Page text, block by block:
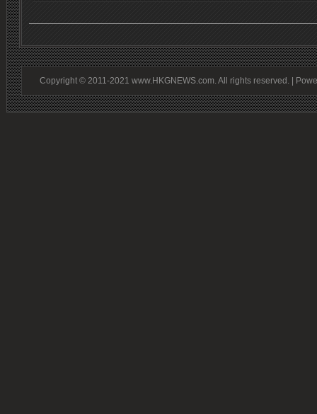
Copyright © 2011-2021 www.HKGNEWS.com. All rights reserved. |